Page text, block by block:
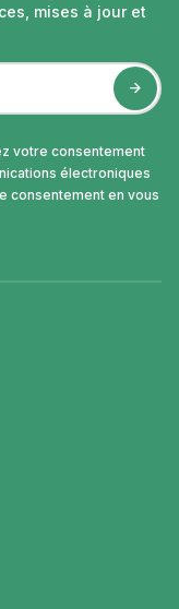
mises à jour et
votre consentement
électroniques
consentement en vous
un nouvel onglet.
onglet.
nouvel onglet.
dans un nouvel